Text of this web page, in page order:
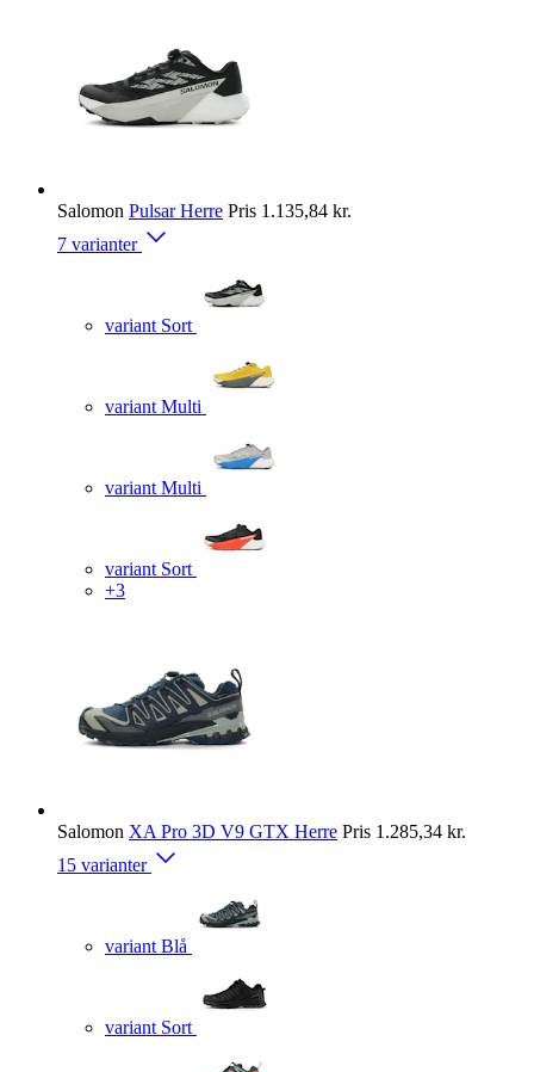
Salomon Pulsar Herre Pris 1.135,84 kr.
7 varianter
variant Sort
variant Multi
variant Multi
variant Sort
+3
Salomon XA Pro 3D V9 GTX Herre Pris 1.285,34 kr.
15 varianter
variant Blå
variant Sort